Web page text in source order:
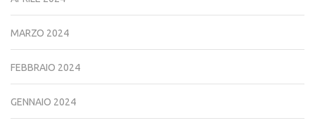
MARZO 2024
FEBBRAIO 2024
GENNAIO 2024